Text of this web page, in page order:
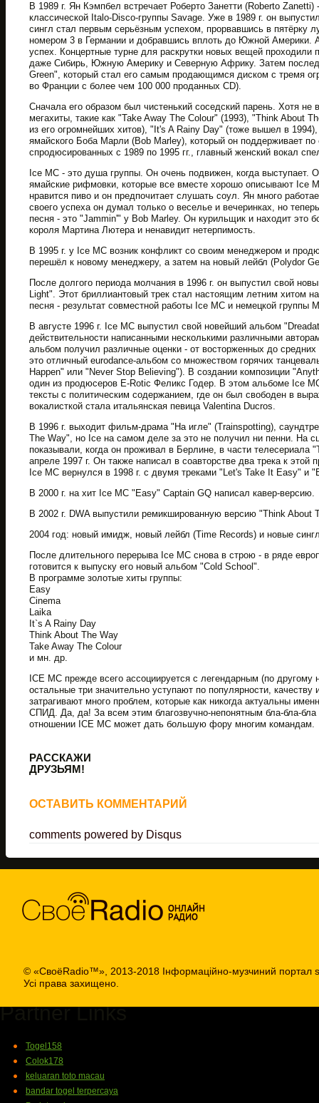
В 1989 г. Ян Кэмпбел встречает Роберто Занетти (Roberto
классической Italo-Disco-группы Savage. Уже в 1989 г. он
сингл стал первым серьёзным успехом, прорвавшись в пятёрку
номером 3 в Германии и добравшись вплоть до Южной
успех. Концертные турне для раскрутки новых вещей
даже Сибирь, Южную Америку и Северную Африку. Затем
Green", который стал его самым продающимся диском с тремя
во Франции с более чем 100 000 проданных CD).
Сначала его образом был чистенький соседский парень. Хотя не
мегахиты, такие как "Take Away The Colour" (1993), "Think About
из его огромнейших хитов), "It's A Rainy Day" (тоже вышел в
ямайского Боба Марли (Bob Marley), который он поддерживает по
спродюсированных с 1989 по 1995 гг., главный женский вокал
Ice MC - это душа группы. Он очень подвижен, когда выступает.
ямайские рифмовки, которые все вместе хорошо описывают Ice
нравится пиво и он предпочитает слушать соул. Ян много
своего успеха он думал только о веселье и вечеринках, но
песня - это "Jammin'" у Bob Marley. Он курильщик и находит это
короля Мартина Лютера и ненавидит нетерпимость.
В 1995 г. у Ice MC возник конфликт со своим менеджером и
перешёл к новому менеджеру, а затем на новый лейбл (Polydor
После долгого периода молчания в 1996 г. он выпустил свой
Light". Этот бриллиантовый трек стал настоящим летним хитом
песня - результат совместной работы Ice MC и немецкой группы
В августе 1996 г. Ice MC выпустил свой новейший альбом
действительности написанными несколькими различными
альбом получил различные оценки - от восторженных до
это отличный eurodance-альбом со множеством горячих
Happen" или "Never Stop Believing"). В создании композиции
один из продюсеров E-Rotic Феликс Годер. В этом альбоме Ice
тексты с политическим содержанием, где он был свободен в
вокалисткой стала итальянская певица Valentina Ducros.
В 1996 г. выходит фильм-драма "На игле" (Trainspotting),
The Way", но Ice на самом деле за это не получил ни пенни. На
показывали, когда он проживал в Берлине, в части телесериала
апреле 1997 г. Он также написал в соавторстве два трека к
Ice MC вернулся в 1998 г. с двумя треками "Let's Take It Easy" и
В 2000 г. на хит Ice MC "Easy" Captain GQ написал кавер-версию.
В 2002 г. DWA выпустили ремикшированную версию "Think About
2004 год: новый имидж, новый лейбл (Time Records) и новые
После длительного перерыва Ice MC снова в строю - в ряде
готовится к выпуску его новый альбом "Cold School".
В программе золотые хиты группы:
Easy
Cinema
Laika
It`s A Rainy Day
Think About The Way
Take Away The Colour
и мн. др.
ICE MC прежде всего ассоциируется с легендарным (по
остальные три значительно уступают по популярности,
затрагивают много проблем, которые как никогда актуальны
СПИД. Да, да! За всем этим благозвучно-непонятным бла-бла-
отношении ICE MC может дать большую фору многим командам.
РАССКАЖИ
ДРУЗЬЯМ!
ОСТАВИТЬ КОММЕНТАРИЙ
comments powered by Disqus
© «СвоёRadio™», 2013-2018 Інформаційно-музчиний портал
Усі права захищено.
Partner Links
Togel158
Colok178
keluaran toto macau
bandar togel terpercaya